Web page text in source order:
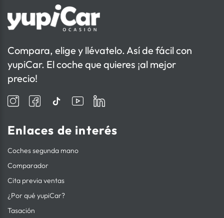
Compara, elige y llévatelo. Así de fácil con
yupiCar. El coche que quieres ¡al mejor
precio!
Enlaces de interés
Coches segunda mano
Comparador
Cita previa ventas
¿Por qué yupiCar?
Tasación